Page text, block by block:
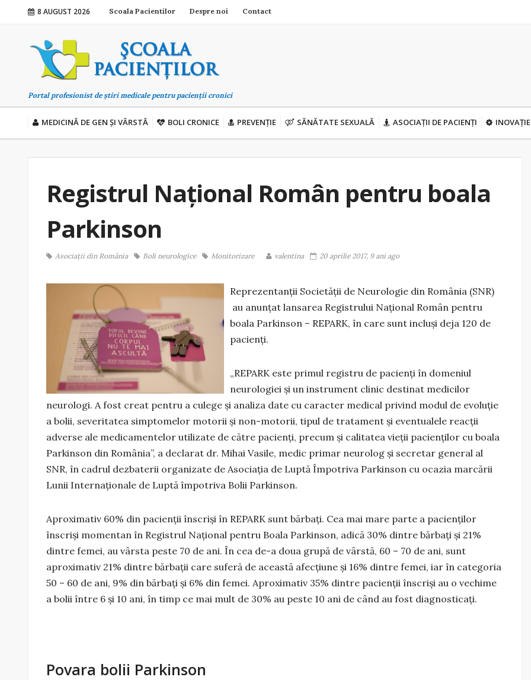
8 AUGUST 2026 Scoala Pacientilor Despre noi Contact
Portal profesionist de știri medicale pentru pacienții cronici
MEDICINĂ DE GEN ȘI VÂRSTĂ BOLI CRONICE PREVENȚIE SĂNĂTATE SEXUALĂ ASOCIAȚII DE PACIENȚI INOVAȚIE
Registrul Naţional Român pentru boala
Parkinson
Asociații din România Boli neurologice Monitorizare valentina 20 aprilie 2017, 9 ani ago
Reprezentanții Societăţii de Neurologie din România (SNR)
au anunţat lansarea Registrului Naţional Român pentru
boala Parkinson – REPARK, în care sunt incluși deja 120 de
pacienți.
„REPARK este primul registru de pacienți în domeniul
neurologiei și un instrument clinic destinat medicilor
neurologi. A fost creat pentru a culege și analiza date cu caracter medical privind modul de evoluție
a bolii, severitatea simptomelor motorii și non-motorii, tipul de tratament și eventualele reacții
adverse ale medicamentelor utilizate de către pacienți, precum și calitatea vieții pacienților cu boala
Parkinson din România”, a declarat dr. Mihai Vasile, medic primar neurolog şi secretar general al
SNR, în cadrul dezbaterii organizate de Asociația de Luptă Împotriva Parkinson cu ocazia marcării
Lunii Internaționale de Luptă împotriva Bolii Parkinson.
Aproximativ 60% din pacienţii înscrişi în REPARK sunt bărbaţi. Cea mai mare parte a pacienţilor
înscrişi momentan în Registrul Naţional pentru Boala Parkinson, adică 30% dintre bărbaţi şi 21%
dintre femei, au vârsta peste 70 de ani. În cea de-a doua grupă de vârstă, 60 – 70 de ani, sunt
aproximativ 21% dintre bărbaţii care suferă de această afecţiune şi 16% dintre femei, iar în categoria
50 – 60 de ani, 9% din bărbaţi şi 6% din femei. Aproximativ 35% dintre pacienţii înscrişi au o vechime
a bolii între 6 și 10 ani, în timp ce mai mult de 30% au peste 10 ani de când au fost diagnosticaţi.
Povara bolii Parkinson